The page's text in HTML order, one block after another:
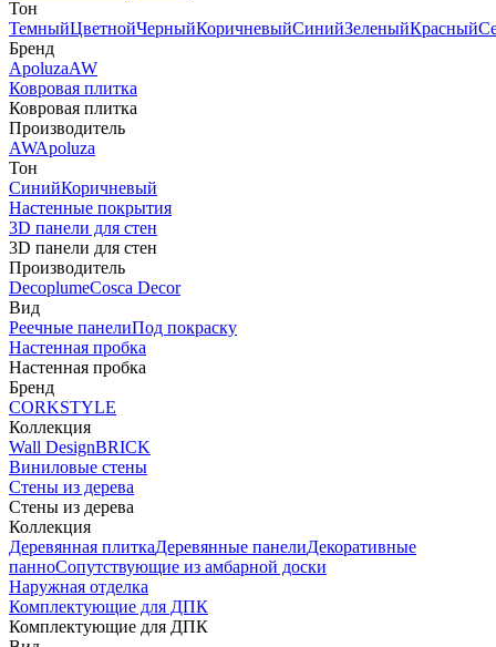
Тон
ТемныйЦветнойЧерныйКоричневыйСинийЗеленыйКрасный
Бренд
ApoluzaAW
Ковровая плитка
Ковровая плитка
Производитель
AWApoluza
Тон
СинийКоричневый
Настенные покрытия
3D панели для стен
3D панели для стен
Производитель
DecoplumeCosca Decor
Вид
Реечные панелиПод покраску
Настенная пробка
Настенная пробка
Бренд
CORKSTYLE
Коллекция
Wall DesignBRICK
Виниловые стены
Стены из дерева
Стены из дерева
Коллекция
Деревянная плиткаДеревянные панелиДекоративные
панноСопутствующие из амбарной доски
Наружная отделка
Комплектующие для ДПК
Комплектующие для ДПК